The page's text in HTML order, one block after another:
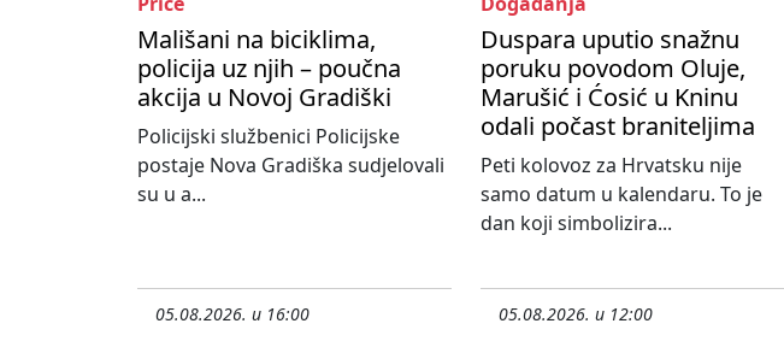
Mališani na biciklima,
policija uz njih – poučna
akcija u Novoj Gradiški
Policijski službenici Policijske
postaje Nova Gradiška sudjelovali
su u a...
05.08.2026. u 16:00
Duspara uputio snažnu
poruku povodom Oluje,
Marušić i Ćosić u Kninu
odali počast braniteljima
Peti kolovoz za Hrvatsku nije
samo datum u kalendaru. To je
dan koji simbolizira...
05.08.2026. u 12:00